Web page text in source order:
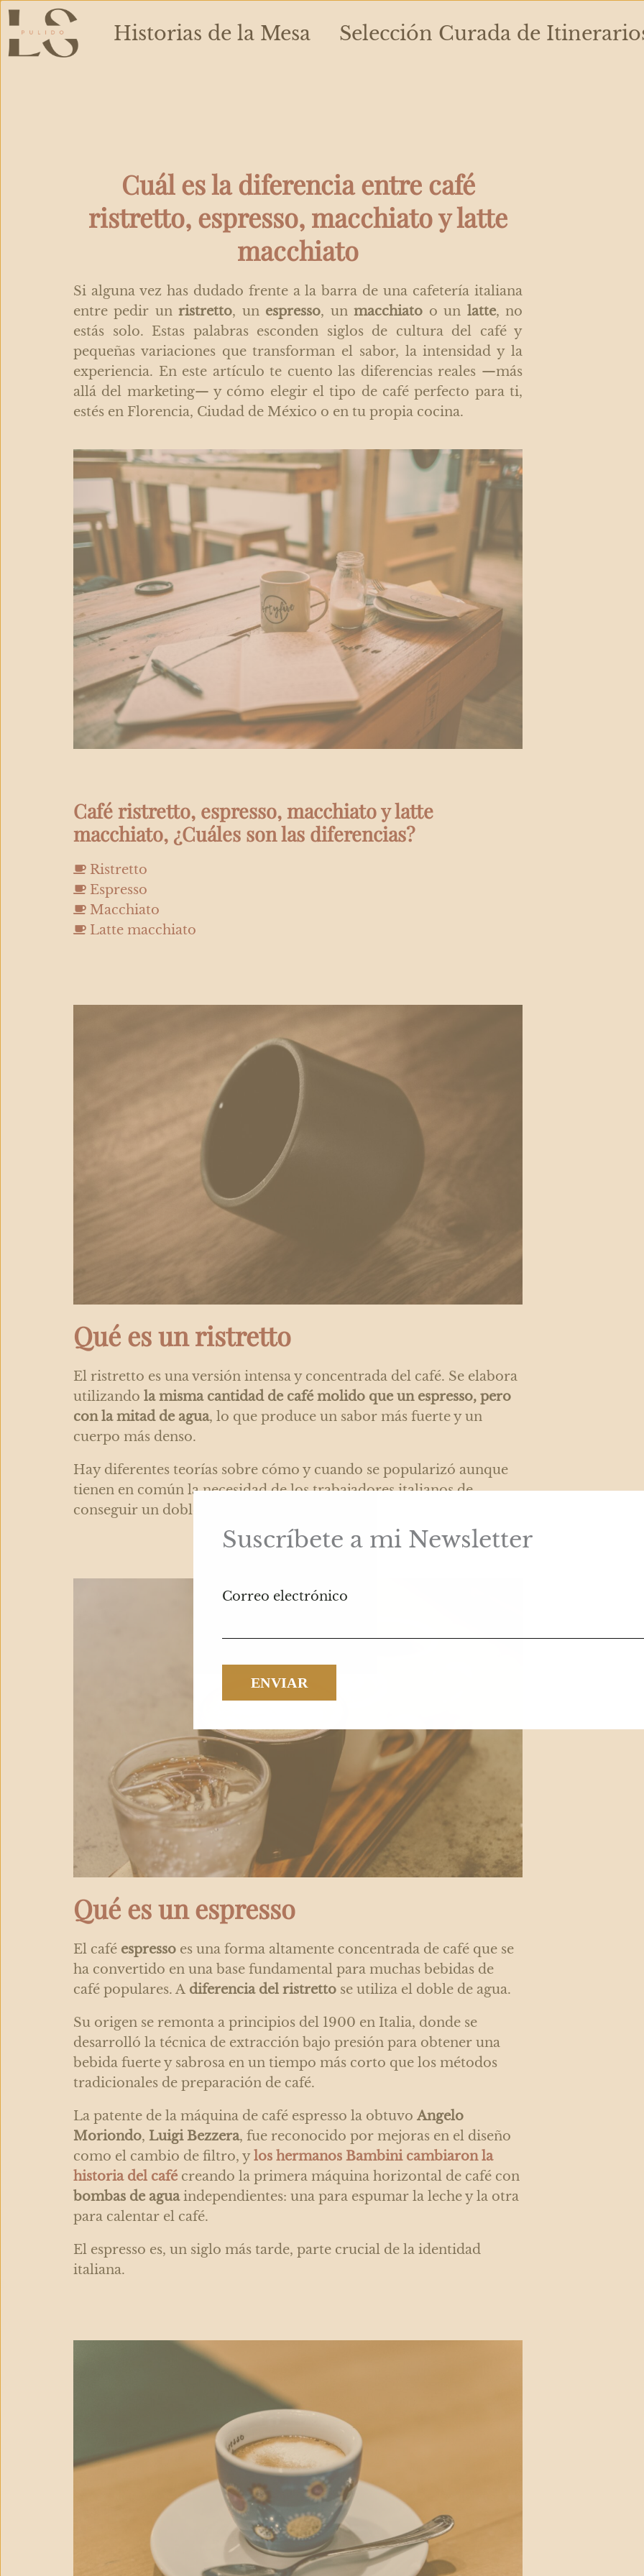
al
contenido
Historias de la Mesa Selección Curada de
Cuál es la diferencia entre café
ristretto, espresso, macchiato y latte
macchiato
Si alguna vez has dudado frente a la barra de una cafetería italiana
entre pedir unristretto, un espresso, unmacchiato o un latte, no
estás solo. Estas palabras esconden siglos de cultura del café y
pequeñas variaciones que transforman el sabor, la intensidad y la
experiencia. En este artículo te cuento las diferencias reales —más
allá del marketing— y cómo elegir el tipo de café perfecto para ti,
estés en Florencia, Ciudad de México o en tu propia cocina.
Café ristretto, espresso, macchiato y latte
macchiato, ¿Cuáles son las diferencias?
Ristretto
Espresso
Macchiato
Latte macchiato
Qué es un ristretto
El ristretto es una versión intensa y concentrada del café. Se elabora
utilizando la misma cantidad de café molido que un espresso, pero
con la mitad de agua, lo que produce un sabor más fuerte y un
cuerpo más denso.
Hay diferentes teorías sobre cómo y cuando se popularizó aunque
tienen en común la necesidad de los trabajadores italianos de
conseguir un doble
Qué es un espresso
El café espresso es una forma altamente concentrada de café que se
ha convertido en una base fundamental para muchas bebidas de
café populares. A diferencia del ristretto se utiliza el doble de agua.
Su origen se remonta a principios del 1900 en Italia, donde se
desarrolló la técnica de extracción bajo presión para obtener una
bebida fuerte y sabrosa en un tiempo más corto que los métodos
tradicionales de preparación de café.
La patente de la máquina de café espresso la obtuvo Angelo
Moriondo, Luigi Bezzera, fue reconocido por mejoras en el diseño
como el cambio de filtro, ylos hermanos Bambini cambiaron la
historia del café creando la primera máquina horizontal de café con
bombas de aguaindependientes: una para espumar la leche y la otra
para calentar el café.
El espresso es, un siglo más tarde, parte crucial de la identidad
italiana.
Suscríbete a mi Newsletter
Correo electrónico